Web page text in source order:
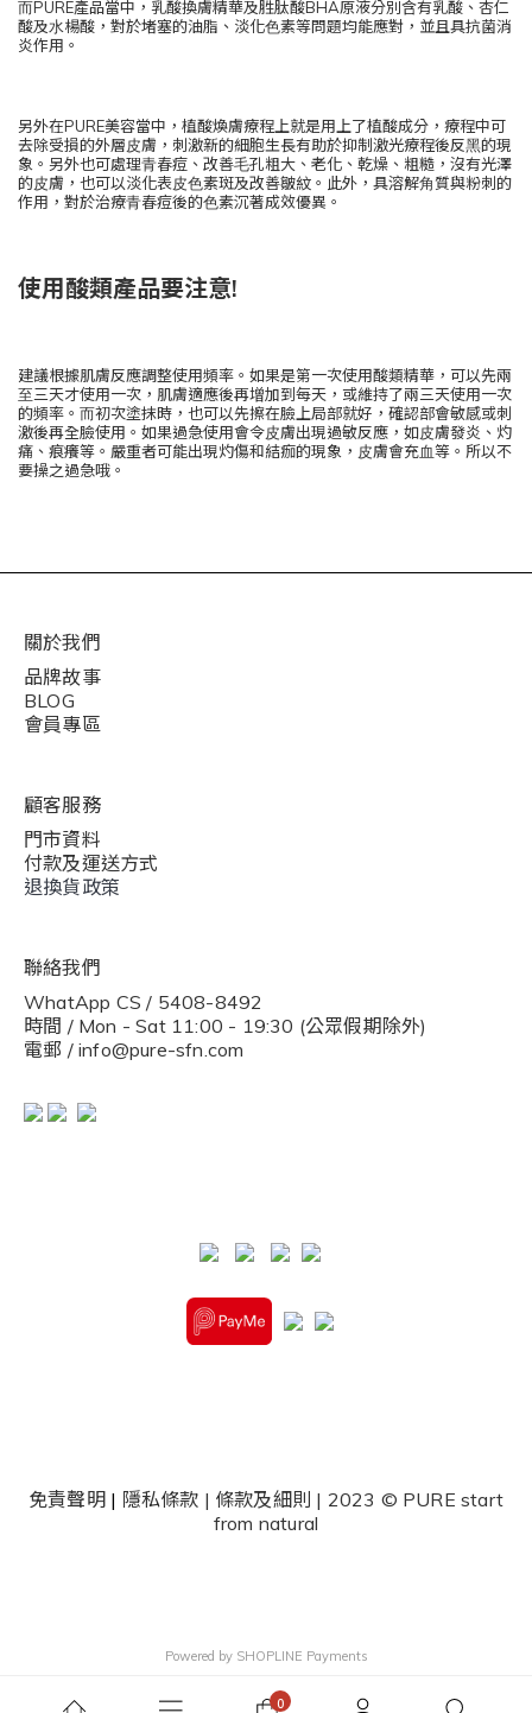
⽽PURE產品當中，乳酸換膚精華及胜肽酸BHA原液分別含有乳酸、杏仁
酸及⽔楊酸，對於堵塞的油脂、淡化⾊素等問題均能應對，並且具抗菌消
炎作⽤。
另外在PURE美容當中，植酸煥膚療程上就是⽤上了植酸成分，療程中可
去除受損的外層⽪膚，刺激新的細胞⽣長有助於抑制激光療程後反⿊的現
象。另外也可處理⻘春痘、改善⽑孔粗⼤、老化、乾燥、粗糙，沒有光澤
的⽪膚，也可以淡化表⽪⾊素斑及改善皺紋。此外，具溶解⾓質與粉刺的
作⽤，對於治療⻘春痘後的⾊素沉著成效優異。
使⽤酸類產品要注意!
建議根據肌膚反應調整使⽤頻率。如果是第⼀次使⽤酸類精華，可以先兩
⾄三天才使⽤⼀次，肌膚適應後再增加到每天，或維持了兩三天使⽤⼀次
的頻率。⽽初次塗抹時，也可以先擦在臉上局部就好，確認部會敏感或刺
激後再全臉使⽤。如果過急使⽤會令⽪膚出現過敏反應，如⽪膚發炎、灼
痛、痕癢等。嚴重者可能出現灼傷和結痂的現象，⽪膚會充⾎等。所以不
要操之過急哦。
關於我們
品牌故事
BLOG
會員專區
顧客服務
門市資料
付款及運送方式
退換貨政策
聯絡我們
WhatApp CS / 5408-8492
時間 / Mon - Sat 11:00 - 19:30 (公眾假期除外)
電郵 / info@pure-sfn.com
免責聲明 | 隱私條款 | 條款及細則 | 2023 © PURE start
from natural
Powered by SHOPLINE Payments